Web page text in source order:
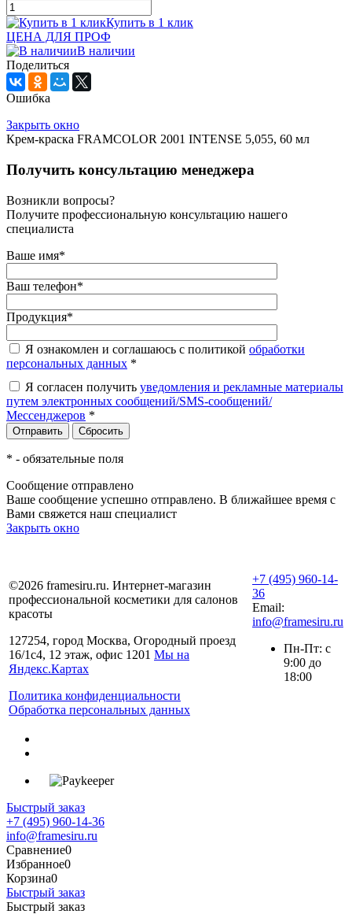
Купить в 1 клик
ЦЕНА ДЛЯ ПРОФ
В наличии
Поделиться
Ошибка
Закрыть окно
Крем-краска FRAMCOLOR 2001 INTENSE 5,055, 60 мл
Получить консультацию менеджера
Возникли вопросы?
Получите профессиональную консультацию нашего
специалиста
Ваше имя*
Ваш телефон*
Продукция*
Я ознакомлен и соглашаюсь с политикой обработки
персональных данных *
Я согласен получить уведомления и рекламные материалы
путем электронных сообщений/SMS-сообщений/
Мессенджеров *
* - обязательные поля
Сообщение отправлено
Ваше сообщение успешно отправлено. В ближайшее время с
Вами свяжется наш специалист
Закрыть окно
©2026 framesiru.ru. Интернет-магазин
профессиональной косметики для салонов
красоты
127254, город Москва, Огородный проезд
16/1с4, 12 этаж, офис 1201 Мы на
Яндекс.Картах
Политика конфиденциальности
Обработка персональных данных
+7 (495) 960-14-
36
Email:
info@framesiru.ru
Пн-Пт: с
9:00 до
18:00
Быстрый заказ
+7 (495) 960-14-36
info@framesiru.ru
Сравнение0
Избранное0
Корзина0
Быстрый заказ
Быстрый заказ